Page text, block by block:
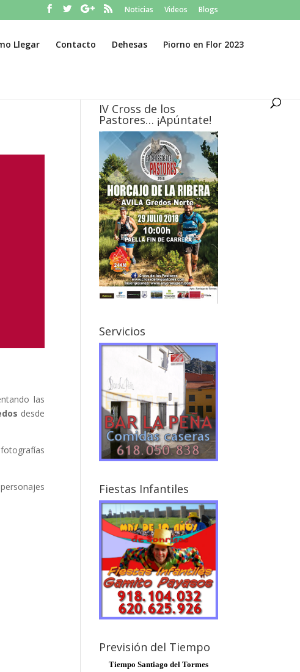
Noticias Videos Blogs
Llegar Contacto Dehesas Piorno en Flor 2023
las
desde
IV Cross de los
Pastores… ¡Apúntate!
Servicios
Fiestas Infantiles
Previsión del Tiempo
Tiempo Santiago del Tormes